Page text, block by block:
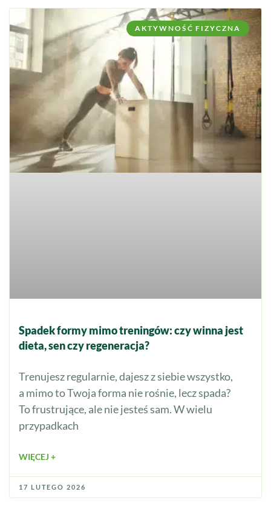
AKTYWNOŚĆ FIZYCZNA
Spadek formy mimo treningów: czy winna jest
dieta, sen czy regeneracja?
Trenujesz regularnie, dajesz z siebie wszystko,
a mimo to Twoja forma nie rośnie, lecz spada?
To frustrujące, ale nie jesteś sam. W wielu
przypadkach
WIĘCEJ +
17 LUTEGO 2026